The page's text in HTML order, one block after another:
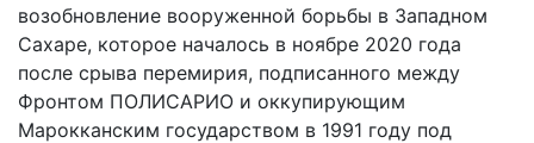
возобновление вооруженной борьбы в Западном
Сахаре, которое началось в ноябре 2020 года
после срыва перемирия, подписанного между
Фронтом ПОЛИСАРИО и оккупирующим
Марокканским государством в 1991 году под